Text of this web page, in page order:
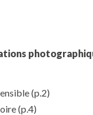
(p.2)
(p.4)